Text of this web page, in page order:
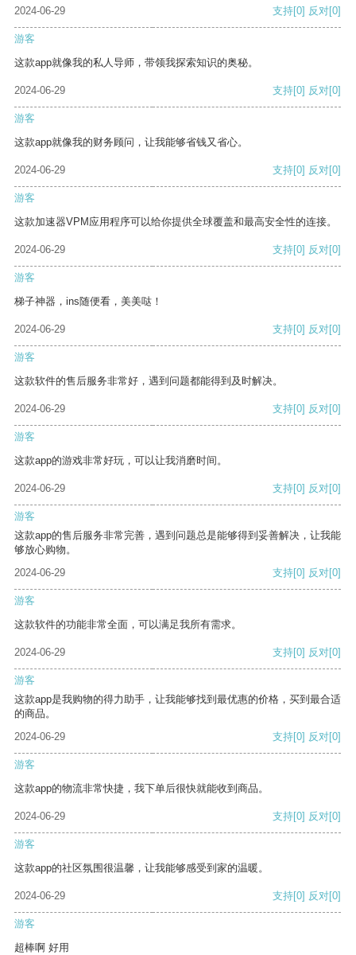
2024-06-29
支持[0] 反对[0]
游客
这款app就像我的私人导师，带领我探索知识的奥秘。
2024-06-29 支持[0] 反对[0]
游客
这款app就像我的财务顾问，让我能够省钱又省心。
2024-06-29 支持[0] 反对[0]
游客
这款加速器VPM应用程序可以给你提供全球覆盖和最高安全性的连接。
2024-06-29 支持[0] 反对[0]
游客
梯子神器，ins随便看，美美哒！
2024-06-29 支持[0] 反对[0]
游客
这款软件的售后服务非常好，遇到问题都能得到及时解决。
2024-06-29 支持[0] 反对[0]
游客
这款app的游戏非常好玩，可以让我消磨时间。
2024-06-29 支持[0] 反对[0]
游客
这款app的售后服务非常完善，遇到问题总是能够得到妥善解决，让我能
够放心购物。
2024-06-29
支持[0] 反对[0]
游客
这款软件的功能非常全面，可以满足我所有需求。
2024-06-29 支持[0] 反对[0]
游客
这款app是我购物的得力助手，让我能够找到最优惠的价格，买到最合适
的商品。
2024-06-29
支持[0] 反对[0]
游客
这款app的物流非常快捷，我下单后很快就能收到商品。
2024-06-29 支持[0] 反对[0]
游客
这款app的社区氛围很温馨，让我能够感受到家的温暖。
2024-06-29 支持[0] 反对[0]
游客
超棒啊 好用